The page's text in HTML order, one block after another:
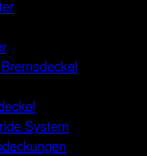
System